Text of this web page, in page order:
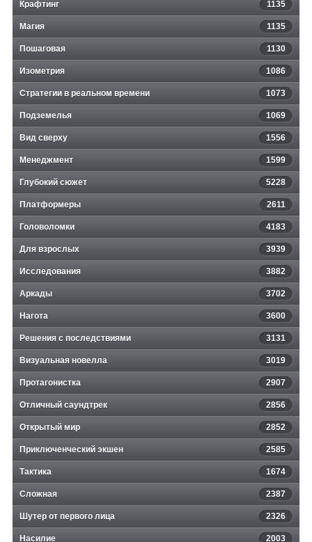
Крафтинг 1135
Магия 1135
Пошаговая 1130
Изометрия 1086
Стратегии в реальном времени 1073
Подземелья 1069
Вид сверху 1556
Менеджмент 1599
Глубокий сюжет 5228
Платформеры 2611
Головоломки 4183
Для взрослых 3939
Исследования 3882
Аркады 3702
Нагота 3600
Решения с последствиями 3131
Визуальная новелла 3019
Протагонистка 2907
Отличный саундтрек 2856
Открытый мир 2852
Приключенческий экшен 2585
Тактика 1674
Сложная 2387
Шутер от первого лица 2326
Насилие 2003